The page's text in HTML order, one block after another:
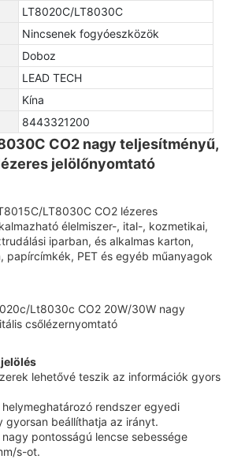
LT8020C/LT8030C
Nincsenek fogyóeszközök
Doboz
LEAD TECH
Kína
8443321200
CO2 nagy teljesítményű,
jelölőnyomtató
LT8030C CO2 lézeres
élelmiszer-, ital-, kozmetikai,
iparban, és alkalmas karton,
papírcímkék, PET és egyéb műanyagok
lehetővé teszik az információk gyors
rendszer egyedi
gyorsan beállíthatja az irányt.
pontosságú lencse sebessége
s-ot.